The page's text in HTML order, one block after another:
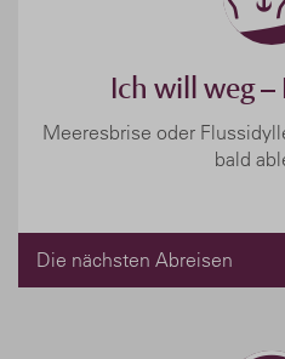
Ich will weg
Meeresbrise oder
bald
Die nächsten Abreisen